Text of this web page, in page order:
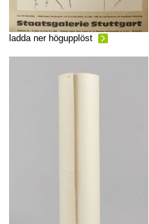
ladda ner högupplöst